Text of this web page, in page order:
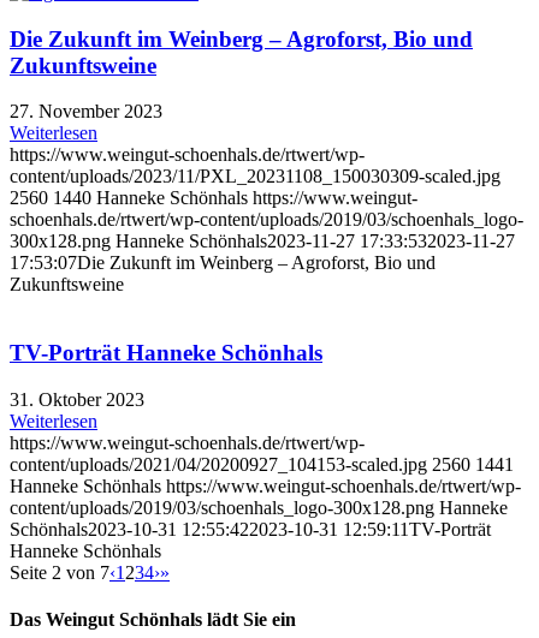
Die Zukunft im Weinberg – Agroforst, Bio und
Zukunftsweine
27. November 2023
Weiterlesen
https://www.weingut-schoenhals.de/rtwert/wp-
content/uploads/2023/11/PXL_20231108_150030309-scaled.jpg
2560 1440 Hanneke Schönhals https://www.weingut-
schoenhals.de/rtwert/wp-content/uploads/2019/03/schoenhals_logo-
300x128.png Hanneke Schönhals2023-11-27 17:33:532023-11-27
17:53:07Die Zukunft im Weinberg – Agroforst, Bio und
Zukunftsweine
TV-Porträt Hanneke Schönhals
31. Oktober 2023
Weiterlesen
https://www.weingut-schoenhals.de/rtwert/wp-
content/uploads/2021/04/20200927_104153-scaled.jpg 2560 1441
Hanneke Schönhals https://www.weingut-schoenhals.de/rtwert/wp-
content/uploads/2019/03/schoenhals_logo-300x128.png Hanneke
Schönhals2023-10-31 12:55:422023-10-31 12:59:11TV-Porträt
Hanneke Schönhals
Seite 2 von 7‹1 234›»
Das Weingut Schönhals lädt Sie ein